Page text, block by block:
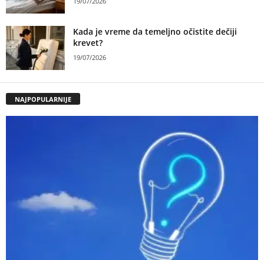
Kada je vreme da temeljno očistite dečiji
krevet?
19/07/2026
NAJPOPULARNIJE